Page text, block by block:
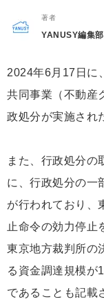
著者
YANUSY編集部
2024年6月17日に
共同事業（不動産
政処分が実施され
また、行政処分の
に、行政処分の一
が行われており、
止命令の効力停止
東京地方裁判所の
る資金調達規模が
であることも記載